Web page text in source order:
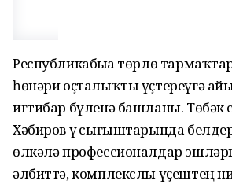
Республикабыҙҙа төрлө
һөнәри оҫталыҡты үҫтереүгә
иғтибар бүленә башланы. Төбәк
Хәбиров үҙ сығыштарында
өлкәлә профессионалдар
әлбиттә, комплекслы үҫештең